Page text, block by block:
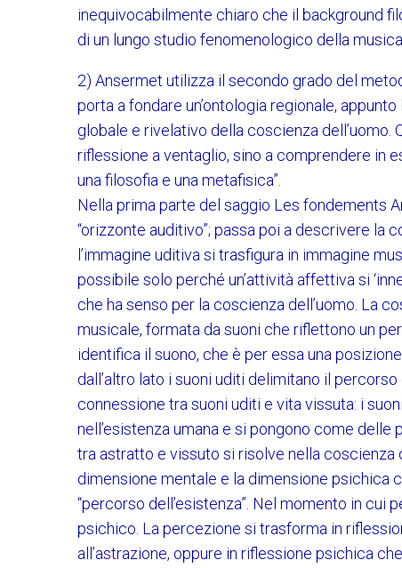
inequivocabilmente chiaro che il background
di un lungo studio fenomenologico della
2) Ansermet utilizza il secondo grado del
porta a fondare un’ontologia regionale,
globale e rivelativo della coscienza dell’uomo.
riflessione a ventaglio, sino a comprendere in
una filosofia e una metafisica”.
Nella prima parte del saggio Les fondements
“orizzonte auditivo”; passa poi a descrivere la
l’immagine uditiva si trasfigura in immagine
possibile solo perché un’attività affettiva si
che ha senso per la coscienza dell’uomo. La
musicale, formata da suoni che riflettono un
identifica il suono, che è per essa una
dall’altro lato i suoni uditi delimitano il
connessione tra suoni uditi e vita vissuta: i
nell’esistenza umana e si pongono come
tra astratto e vissuto si risolve nella coscienza
dimensione mentale e la dimensione psichica
“percorso dell’esistenza”. Nel momento in
psichico. La percezione si trasforma in
all’astrazione, oppure in riflessione psichica